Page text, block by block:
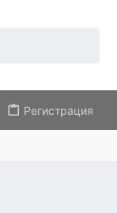
Регистрация